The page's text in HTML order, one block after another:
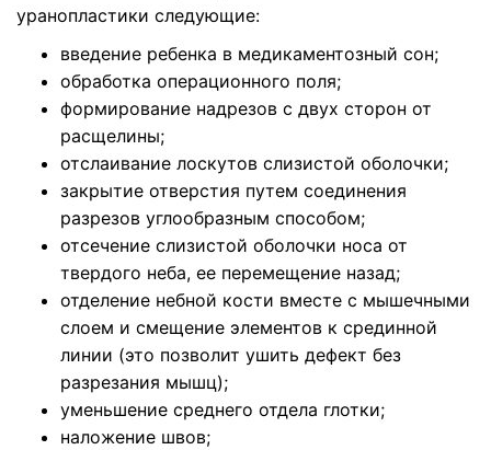
уранопластики следующие:
введение ребенка в медикаментозный сон;
обработка операционного поля;
формирование надрезов с двух сторон от
расщелины;
отслаивание лоскутов слизистой оболочки;
закрытие отверстия путем соединения
разрезов углообразным способом;
отсечение слизистой оболочки носа от
твердого неба, ее перемещение назад;
отделение небной кости вместе с мышечными
слоем и смещение элементов к срединной
линии (это позволит ушить дефект без
разрезания мышц);
уменьшение среднего отдела глотки;
наложение швов;